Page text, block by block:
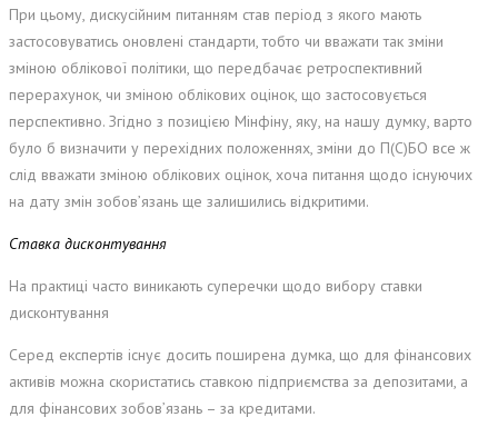
При цьому, дискусійним питанням став період з якого мають
застосовуватись оновлені стандарти, тобто чи вважати так зміни
зміною облікової політики, що передбачає ретроспективний
перерахунок, чи зміною облікових оцінок, що застосовується
перспективно. Згідно з позицією Мінфіну, яку, на нашу думку, варто
було б визначити у перехідних положеннях, зміни до П(С)БО все ж
слід вважати зміною облікових оцінок, хоча питання щодо існуючих
на дату змін зобов’язань ще залишились відкритими.
Ставка дисконтування
На практиці часто виникають суперечки щодо вибору ставки
дисконтування
Серед експертів існує досить поширена думка, що для фінансових
активів можна скористатись ставкою підприємства за депозитами, а
для фінансових зобов’язань – за кредитами.